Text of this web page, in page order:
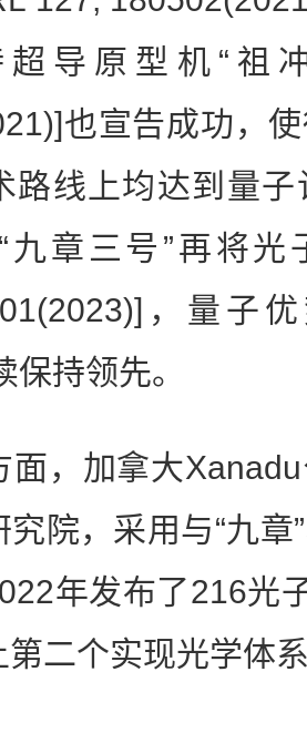
导原型机“祖
也宣告成功，
路线上均达到量
九章三号”再将光
，量子
持领先。
加拿大Xanadu
院，采用与“九章
年发布了216光
第二个实现光学体